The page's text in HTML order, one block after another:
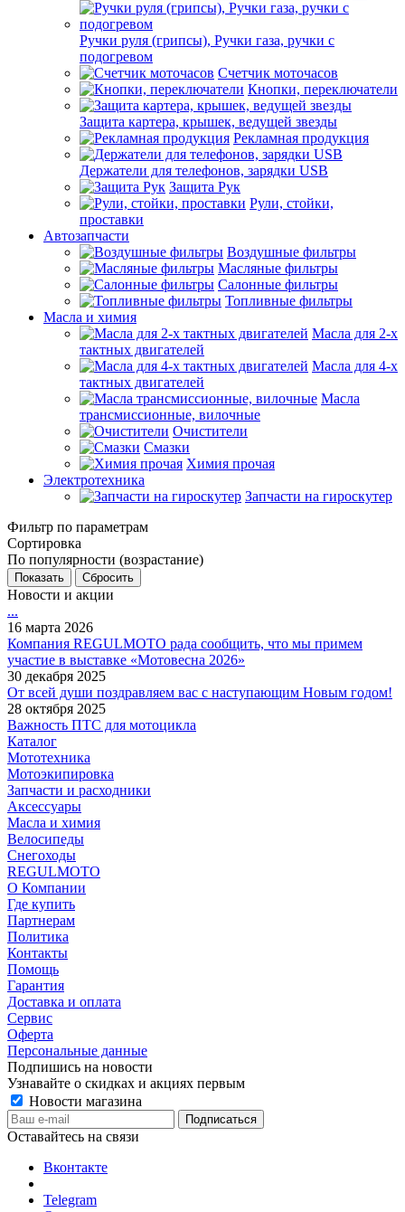
Ручки руля (грипсы), Ручки газа, ручки с
подогревом
Счетчик моточасов
Кнопки, переключатели
Защита картера, крышек, ведущей звезды
Рекламная продукция
Держатели для телефонов, зарядки USB
Защита Рук
Рули, стойки,
проставки
Автозапчасти
Воздушные фильтры
Масляные фильтры
Салонные фильтры
Топливные фильтры
Масла и химия
Масла для 2-х
тактных двигателей
Масла для 4-х
тактных двигателей
Масла
трансмиссионные, вилочные
Очистители
Смазки
Химия прочая
Электротехника
Запчасти на гироскутер
Фильтр по параметрам
Сортировка
По популярности (возрастание)
Сбросить
Новости и акции
...
16 марта 2026
Компания REGULMOTO рада сообщить, что мы примем
участие в выставке «Мотовесна 2026»
30 декабря 2025
От всей души поздравляем вас с наступающим Новым годом!
28 октября 2025
Важность ПТС для мотоцикла
Каталог
Мототехника
Мотоэкипировка
Запчасти и расходники
Аксессуары
Масла и химия
Велосипеды
Снегоходы
REGULMOTO
О Компании
Где купить
Партнерам
Политика
Контакты
Помощь
Гарантия
Доставка и оплата
Сервис
Оферта
Персональные данные
Подпишись на новости
Узнавайте о скидках и акциях первым
Новости магазина
Оставайтесь на связи
Вконтакте
Telegram